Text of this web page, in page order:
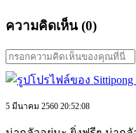
ความคิดเห็น (0)
5 มีนาคม 2560 20:52:08